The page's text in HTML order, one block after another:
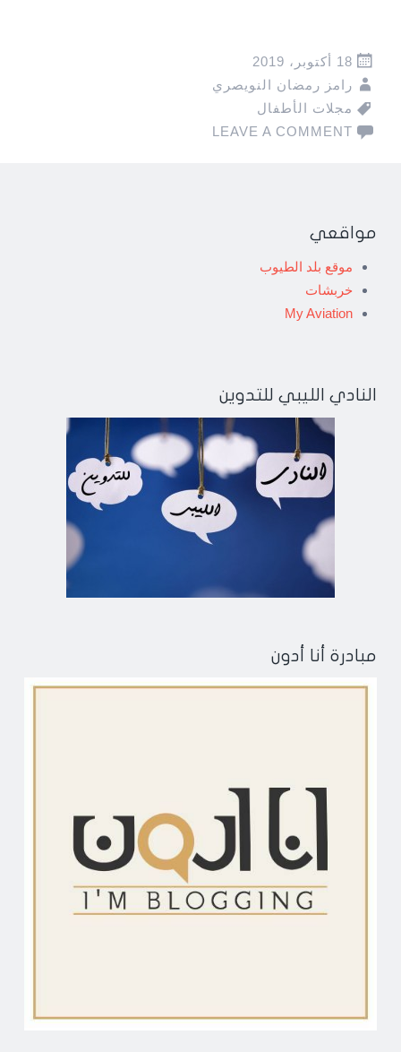
18 أكتوبر، 2019
رامز رمضان النويصري
مجلات الأطفال
LEAVE A COMMENT
مواقعي
موقع بلد الطيوب
خربشات
My Aviation
النادي الليبي للتدوين
مبادرة أنا أدون